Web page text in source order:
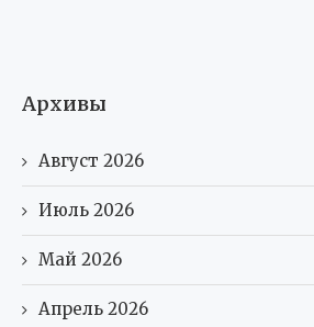
Архивы
Август 2026
Июль 2026
Май 2026
Апрель 2026